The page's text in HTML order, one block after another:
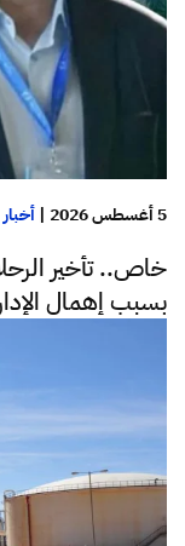
5 أغسطس 2026 | أخبار
خاص.. تأخير
بسبب إهمال